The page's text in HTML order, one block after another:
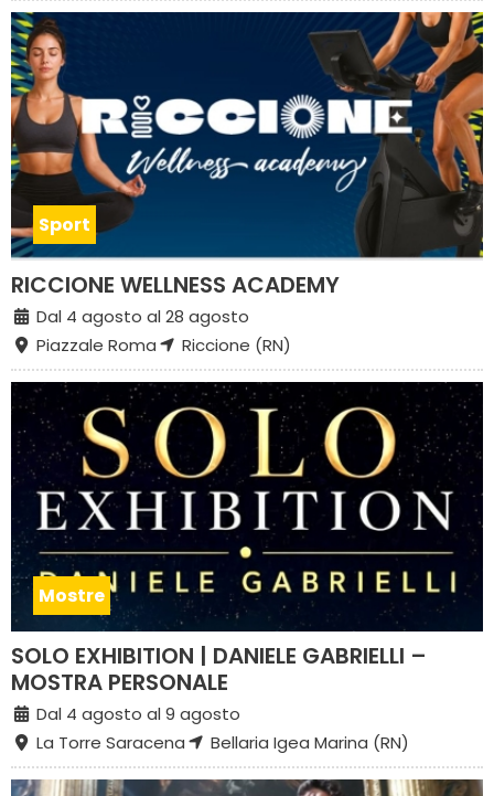
Sport
RICCIONE WELLNESS ACADEMY
Dal 4 agosto al 28 agosto
Piazzale Roma
Riccione (RN)
Mostre
SOLO EXHIBITION | DANIELE GABRIELLI –
MOSTRA PERSONALE
Dal 4 agosto al 9 agosto
La Torre Saracena
Bellaria Igea Marina (RN)